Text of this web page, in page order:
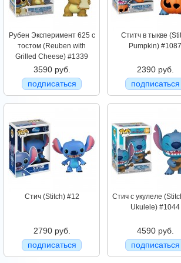
Рубен Эксперимент 625 с
тостом (Reuben with
Grilled Cheese) #1339
3590 руб.
подписаться
Ститч в тыкве
Pumpkin) #1087
2390 руб.
подписаться
Стич (Stitch) #12
2790 руб.
подписаться
Стич c укулеле
Ukulele) #1044
4590 руб.
подписаться